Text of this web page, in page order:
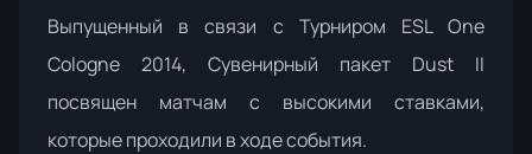
Выпущенный в связи с Турниром ESL One
Cologne 2014, Сувенирный пакет Dust II
посвящен матчам с высокими ставками,
которые проходили в ходе события.